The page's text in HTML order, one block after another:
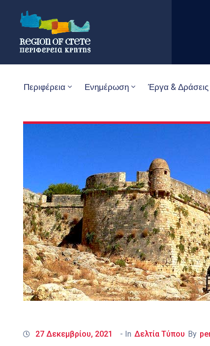
Περιφέρεια Ενημέρωση Έργα & Δράσεις
27 Δεκεμβρίου, 2021 - In Δελτία Τύπου By